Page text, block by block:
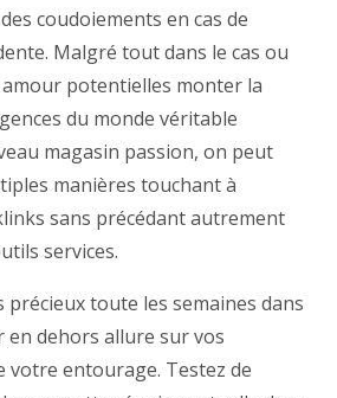
coudoiements en cas de
Malgré tout dans le cas ou
potentielles monter la
du monde véritable
magasin passion, on peut
manières touchant à
sans précédant autrement
services.
précieux toute les semaines dans
dehors allure sur vos
votre entourage. Testez de